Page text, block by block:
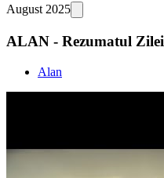
August 2025
ALAN - Rezumatul Zilei
Alan